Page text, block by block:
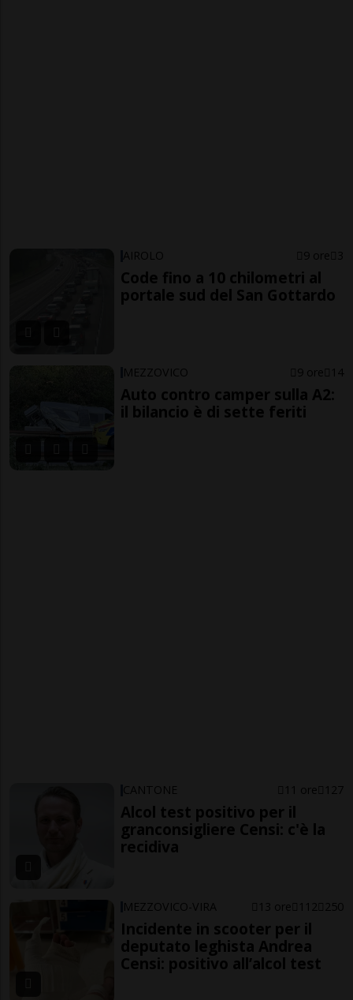
AIROLO 9 ore 3
Code fino a 10 chilometri al
portale sud del San Gottardo
MEZZOVICO 9 ore 14
Auto contro camper sulla A2:
il bilancio è di sette feriti
CANTONE 11 ore 127
Alcol test positivo per il
granconsigliere Censi: c'è la
recidiva
MEZZOVICO-VIRA 13 ore 112 250
Incidente in scooter per il
deputato leghista Andrea
Censi: positivo all’alcol test